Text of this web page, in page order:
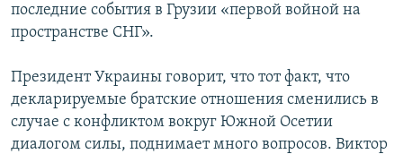
TÜRKMENÇE
последние события в Грузии «первой войной на
пространстве СНГ».
Президент Украины говорит, что тот факт, что
декларируемые братские отношения сменились в
случае с конфликтом вокруг Южной Осетии
диалогом силы, поднимает много вопросов. Виктор